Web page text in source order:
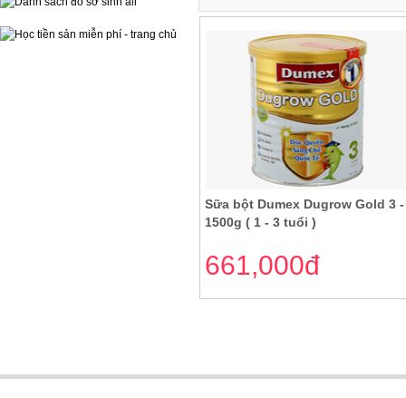
Sữa bột Dumex Dugrow Gold 3 -
1500g ( 1 - 3 tuổi )
661,000đ